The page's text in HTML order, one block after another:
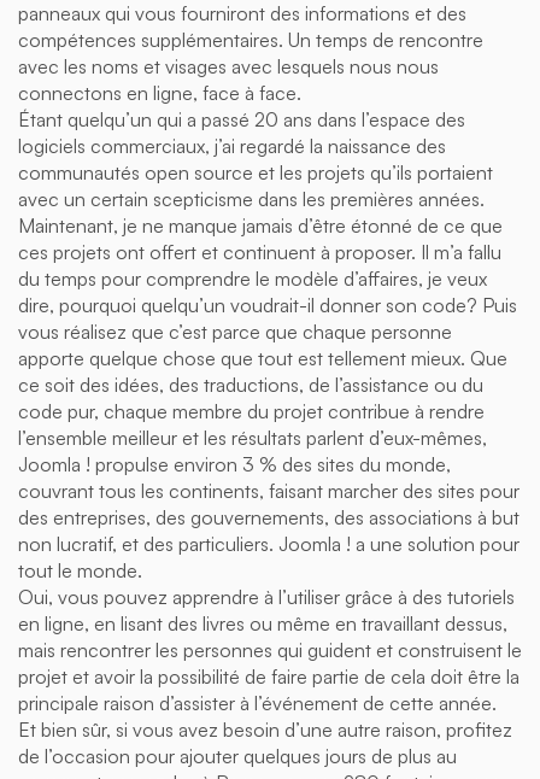
panneaux qui vous fourniront des informations et des
compétences supplémentaires. Un temps de rencontre
avec les noms et visages avec lesquels nous nous
connectons en ligne, face à face.
Étant quelqu’un qui a passé 20 ans dans l’espace des
logiciels commerciaux, j’ai regardé la naissance des
communautés open source et les projets qu’ils portaient
avec un certain scepticisme dans les premières années.
Maintenant, je ne manque jamais d’être étonné de ce que
ces projets ont offert et continuent à proposer. Il m’a fallu
du temps pour comprendre le modèle d’affaires, je veux
dire, pourquoi quelqu’un voudrait-il donner son code? Puis
vous réalisez que c’est parce que chaque personne
apporte quelque chose que tout est tellement mieux. Que
ce soit des idées, des traductions, de l’assistance ou du
code pur, chaque membre du projet contribue à rendre
l’ensemble meilleur et les résultats parlent d’eux-mêmes,
Joomla ! propulse environ 3 % des sites du monde,
couvrant tous les continents, faisant marcher des sites pour
des entreprises, des gouvernements, des associations à but
non lucratif, et des particuliers. Joomla ! a une solution pour
tout le monde.
Oui, vous pouvez apprendre à l’utiliser grâce à des tutoriels
en ligne, en lisant des livres ou même en travaillant dessus,
mais rencontrer les personnes qui guident et construisent le
projet et avoir la possibilité de faire partie de cela doit être la
principale raison d’assister à l’événement de cette année.
Et bien sûr, si vous avez besoin d’une autre raison, profitez
de l’occasion pour ajouter quelques jours de plus au